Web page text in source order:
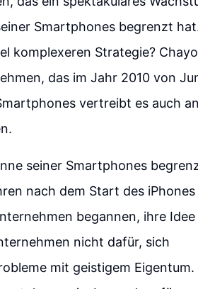
Smartphones begrenzt
komplexeren Strategie?
das im Jahr 2010 von
vertreibt es auch
seiner Smartphones
nach dem Start des iPhones
begannen, ihre Idee
nicht dafür, sich
mit geistigem Eigentum.